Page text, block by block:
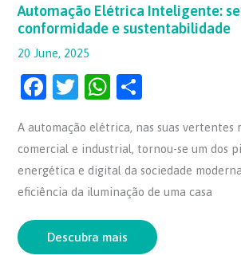
Automação Elétrica Inteligente:
conformidade e sustentabilidade
20 June, 2025
F
c
e
b
o
o
T
itt
er
W
at
s
A
p
p
ar
e
A automação elétrica, nas suas vertentes
comercial e industrial, tornou-se um dos
energética e digital da sociedade
eficiência da iluminação de uma casa
Descubra mais